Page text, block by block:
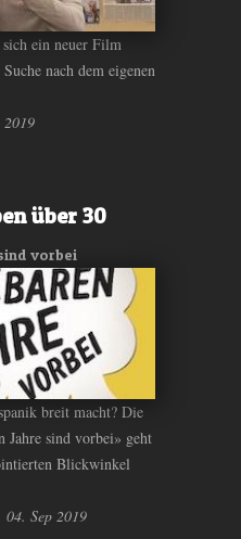
ein neuer Film
nach dem eigenen
über 30
vorbei
breit macht? Die
Jahre sind vorbei» geht
Blickwinkel
Sep 2019